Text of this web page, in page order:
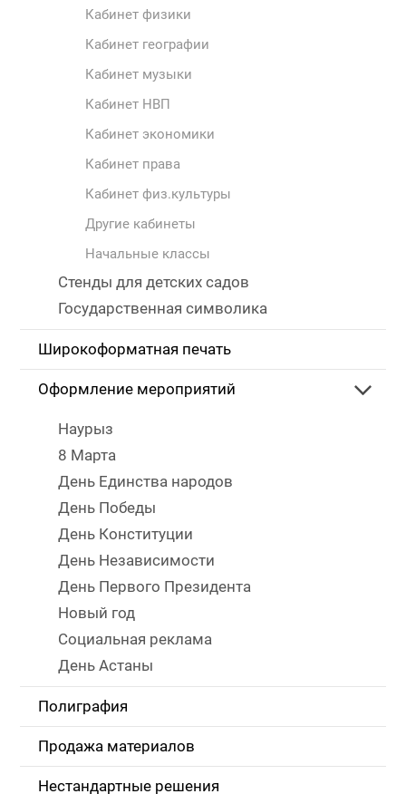
Кабинет физики
Кабинет географии
Кабинет музыки
Кабинет НВП
Кабинет экономики
Кабинет права
Кабинет физ.культуры
Другие кабинеты
Начальные классы
Стенды для детских садов
Государственная символика
Широкоформатная печать
Оформление мероприятий
Наурыз
8 Марта
День Единства народов
День Победы
День Конституции
День Независимости
День Первого Президента
Новый год
Социальная реклама
День Астаны
Полиграфия
Продажа материалов
Нестандартные решения